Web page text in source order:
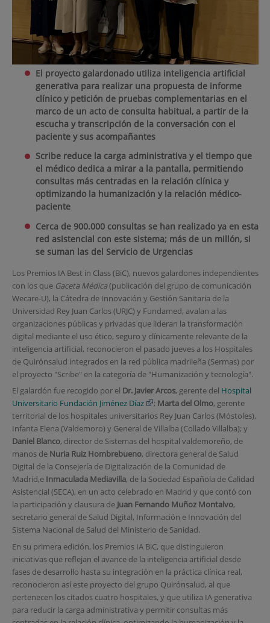
El proyecto galardonado utiliza inteligencia artificial
generativa para realizar una propuesta de informe
clínico y petición de pruebas complementarias en el
marco de un acto de consulta habitual, a partir de la
escucha y transcripción de la conversación con el
paciente y sus acompañantes
Scribe reduce la carga administrativa y el tiempo que
el médico dedica a mirar a la pantalla, permitiendo
consultas más centradas en la relación clínica y
optimizando la humanización y la relación médico-
paciente
Cerca de 900.000 consultas se han realizado ya en esta
red asistencial con este sistema; más de un millón, si
se suman las del Servicio de Urgencias
Los Premios IA Best in Class (BiC), nuevos galardones independientes
con los que Gaceta Médica(publicación del grupo de comunicación
Wecare-U), la Cátedra de Innovación y Gestión Sanitaria de la
Universidad Rey Juan Carlos (URJC) y Fundamed, avalan a las
organizaciones públicas y privadas que lideran la transformación
digital mediante el uso ético, seguro y clínicamente relevante de la
inteligencia artificial, reconocieron el pasado jueves a los Hospitales
de Quirónsalud integrados en la red pública madrileña (Sermas) por
el proyecto "Scribe" en la categoría de "Humanización y tecnología".
El galardón fue recogido por el Dr. Javier Arcos, gerente del Hospital
Universitario Fundación Jiménez Díaz
; Marta del Olmo, gerente
territorial de los hospitales universitarios Rey Juan Carlos (Móstoles),
Infanta Elena (Valdemoro) y General de Villalba (Collado Villalba); y
Daniel Blanco, director de Sistemas del hospital valdemoreño, de
manos deNuria Ruiz Hombrebueno, directora general de Salud
Digital de la Consejería de Digitalización de la Comunidad de
Madrid,eInmaculada Mediavilla, de la Sociedad Española de Calidad
Asistencial (SECA), en un acto celebrado en Madrid y que contó con
la participación y clausura de Juan Fernando Muñoz Montalvo,
secretario general de Salud Digital, Información e Innovación del
Sistema Nacional de Salud del Ministerio de Sanidad.
En su primera edición, los Premios IA BiC, que distinguieron
iniciativas que reflejan el avance de la inteligencia artificial desde
fases de desarrollo hasta su integración en la práctica clínica real,
reconocieron así este proyecto del grupo Quirónsalud, al que
pertenecen los citados cuatro hospitales, y que utiliza IA generativa
para reducir la carga administrativa y permitir consultas más